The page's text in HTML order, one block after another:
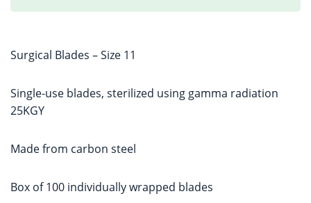
Surgical Blades – Size 11
Single-use blades, sterilized using gamma radiation
25KGY
Made from carbon steel
Box of 100 individually wrapped blades